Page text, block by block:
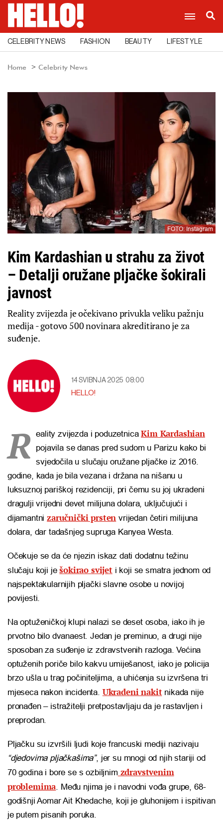
CELEBRITY NEWS FASHION BEAUTY LIFESTYLE
Home Celebrity News
FOTO: Instagram
Kim Kardashian u strahu za život
– Detalji oružane pljačke šokirali
javnost
Reality zvijezda je očekivano privukla veliku pažnju
medija - gotovo 500 novinara akreditirano je za
suđenje.
14 SVIBNJA 2025 08:00
HELLO!
R eality zvijezda i poduzetnicaKim Kardashian
pojavila se danas pred sudom u Parizu kako bi
svjedočila u slučaju oružane pljačke iz 2016.
godine, kada je bila vezana i držana na nišanu u
luksuznoj pariškoj rezidenciji, pri čemu su joj ukradeni
dragulji vrijedni devet milijuna dolara, uključujući i
dijamantnizaručnički prsten vrijedan četiri milijuna
dolara, dar tadašnjeg supruga Kanyea Westa.
Očekuje se da će njezin iskaz dati dodatnu težinu
slučaju koji ješokirao svijeti koji se smatra jednom od
najspektakularnijih pljački slavne osobe u novijoj
povijesti.
Na optuženičkoj klupi nalazi se deset osoba, iako ih je
prvotno bilo dvanaest. Jedan je preminuo, a drugi nije
sposoban za suđenje iz zdravstvenih razloga. Većina
optuženih poriče bilo kakvu umiješanost, iako je policija
brzo ušla u trag počiniteljima, a uhićenja su izvršena tri
mjeseca nakon incidenta. Ukradeni nakitnikada nije
pronađen – istražitelji pretpostavljaju da je rastavljen i
preprodan.
Pljačku su izvršili ljudi koje francuski mediji nazivaju
“djedovima pljačkašima”, jer su mnogi od njih stariji od
70 godina i bore se s ozbiljnim zdravstvenim
problemima. Među njima je i navodni vođa grupe, 68-
godišnji Aomar Ait Khedache, koji je gluhonijem i ispitivan
je putem pisanih poruka.